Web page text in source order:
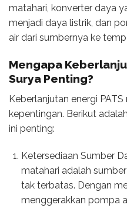
matahari, konverter daya
menjadi daya listrik, dan
air dari sumbernya ke
Mengapa
Surya Penting?
Keberlanjutan energi
kepentingan. Berikut
ini penting:
Ketersediaan Sumber
matahari adalah
tak terbatas. Dengan
menggerakkan pompa